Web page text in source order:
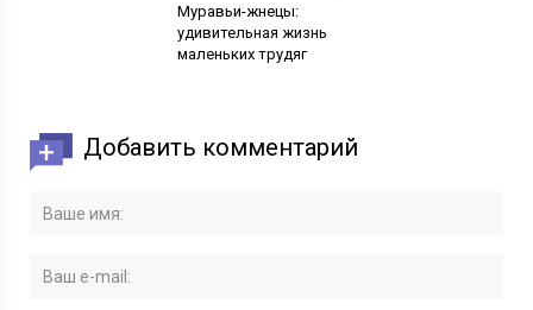
Муравьи-жнецы:
удивительная жизнь
маленьких трудяг
Добавить комментарий